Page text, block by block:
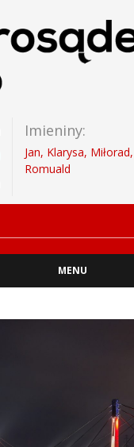
Imieniny:
Jan, Klarysa,
Romuald
MENU